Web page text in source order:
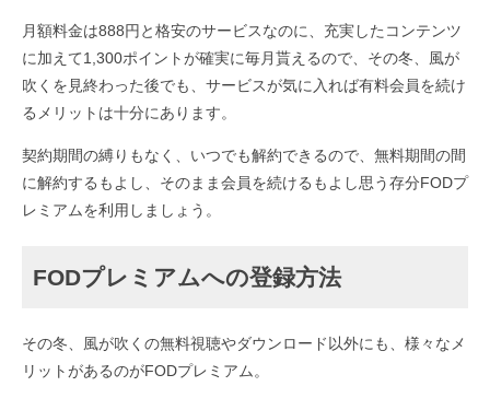
月額料金は888円と格安のサービスなのに、充実したコンテンツ
に加えて1,300ポイントが確実に毎月貰えるので、その冬、風が
吹くを見終わった後でも、サービスが気に入れば有料会員を続け
るメリットは十分にあります。
契約期間の縛りもなく、いつでも解約できるので、無料期間の間
に解約するもよし、そのまま会員を続けるもよし思う存分FODプ
レミアムを利用しましょう。
FODプレミアムへの登録方法
その冬、風が吹くの無料視聴やダウンロード以外にも、様々なメ
リットがあるのがFODプレミアム。